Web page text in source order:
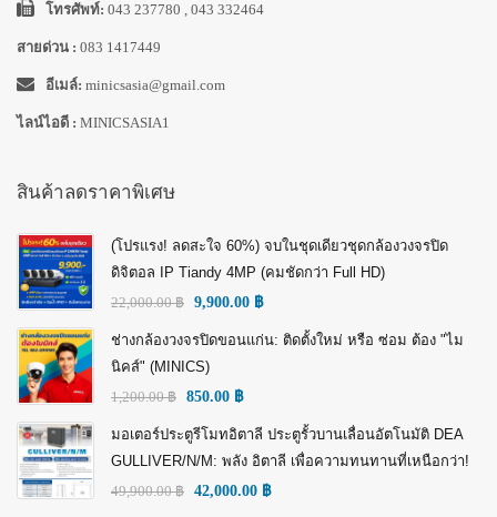
โทรศัพท์: 043 237780 , 043 332464
สายด่วน : 083 1417449
อีเมล์: minicsasia@gmail.com
ไลน์ไอดี : MINICSASIA1
สินค้าลดราคาพิเศษ
(โปรแรง! ลดสะใจ 60%) จบในชุดเดียวชุดกล้องวงจรปิด
ดิจิตอล IP Tiandy 4MP (คมชัดกว่า Full HD)
22,000.00฿ 9,900.00 ฿
ช่างกล้องวงจรปิดขอนแก่น: ติดตั้งใหม่ หรือ ซ่อม ต้อง "ไม
นิคส์" (MINICS)
1,200.00฿ 850.00 ฿
มอเตอร์ประตูรีโมทอิตาลี ประตูรั้วบานเลื่อนอัตโนมัติ DEA
GULLIVER/N/M: พลัง อิตาลี เพื่อความทนทานที่เหนือกว่า!
49,900.00฿ 42,000.00 ฿